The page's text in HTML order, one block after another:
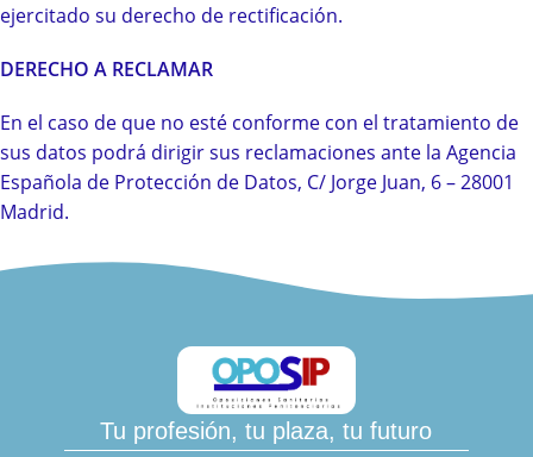
ejercitado su derecho de rectificación.
DERECHO A RECLAMAR
En el caso de que no esté conforme con el tratamiento de
sus datos podrá dirigir sus reclamaciones ante la Agencia
Española de Protección de Datos, C/ Jorge Juan, 6 – 28001
Madrid.
Tu profesión, tu plaza, tu futuro